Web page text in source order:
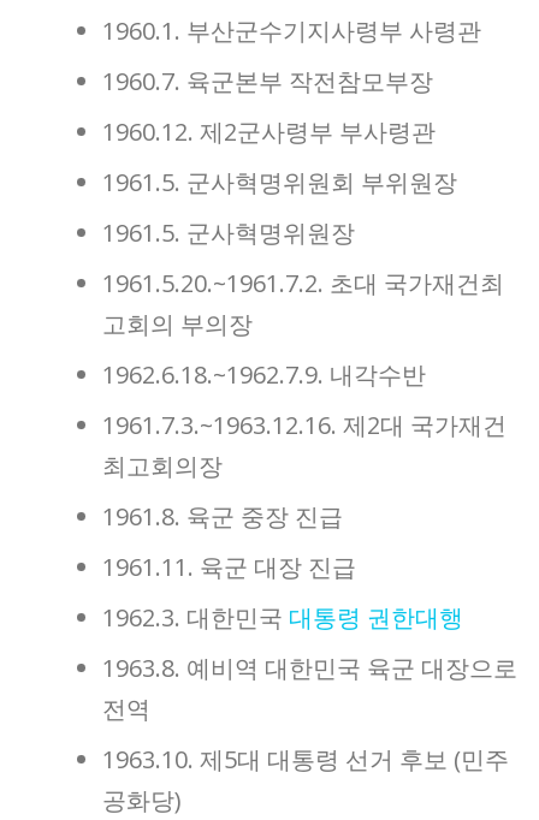
1960.1. 부산군수기지사령부 사령관
1960.7. 육군본부 작전참모부장
1960.12. 제2군사령부 부사령관
1961.5. 군사혁명위원회 부위원장
1961.5. 군사혁명위원장
1961.5.20.~1961.7.2. 초대 국가재건최
고회의 부의장
1962.6.18.~1962.7.9. 내각수반
1961.7.3.~1963.12.16. 제2대 국가재건
최고회의장
1961.8. 육군 중장 진급
1961.11. 육군 대장 진급
1962.3. 대한민국 대통령 권한대행
1963.8. 예비역 대한민국 육군 대장으로
전역
1963.10. 제5대 대통령 선거 후보 (민주
공화당)